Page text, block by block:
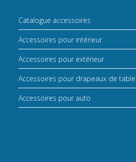
Catalogue accessoires
Accessoires pour intérieur
Accessoires pour extérieur
Accessoires pour drapeaux de table
Accessoires pour auto